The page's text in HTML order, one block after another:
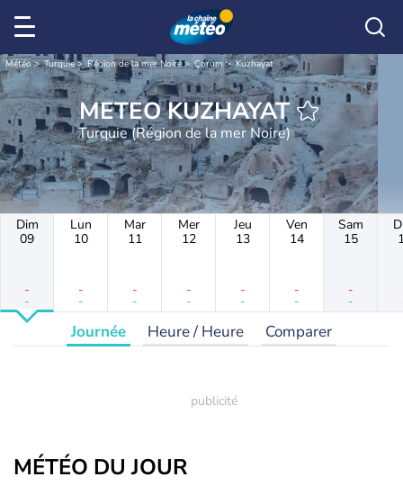
Météo Turquie Région de la mer Noire Çorum Kuzhayat
METEO KUZHAYAT
Turquie (Région de la mer Noire)
Dim
09
-
-
Lun
10
-
-
Mar
11
-
-
Mer
12
-
-
Jeu
13
-
-
Ven
14
-
-
Sam
15
-
-
Journée Heure / Heure Comparer
MÉTÉO DU JOUR